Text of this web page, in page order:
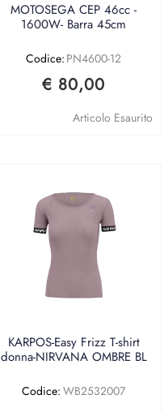
MOTOSEGA CEP 46cc -
1600W- Barra 45cm
Codice: PN4600-12
€ 80,00
Articolo Esaurito
KARPOS-Easy Frizz T-shirt
donna-NIRVANA OMBRE BL
Codice: WB2532007